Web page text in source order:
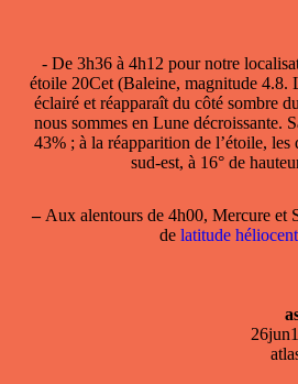
- De 3h36 à 4h12 pour notre
étoile 20Cet (Baleine, magnitude 4.8.
éclairé et réapparaît du côté sombre
nous sommes en Lune décroissante.
43% ; à la réapparition de l’étoile, les
sud-est, à 16° de
–Aux alentours de 4h00, Mercure et
de latitude